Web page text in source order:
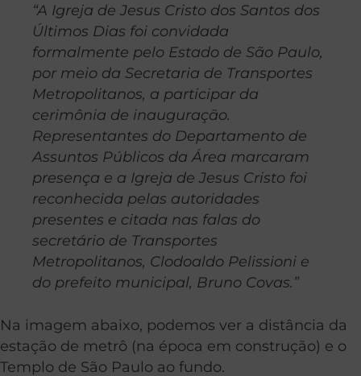
“A Igreja de Jesus Cristo dos Santos dos
Últimos Dias foi convidada
formalmente pelo Estado de São Paulo,
por meio da Secretaria de Transportes
Metropolitanos, a participar da
cerimônia de inauguração.
Representantes do Departamento de
Assuntos Públicos da Área marcaram
presença e a Igreja de Jesus Cristo foi
reconhecida pelas autoridades
presentes e citada nas falas do
secretário de Transportes
Metropolitanos, Clodoaldo Pelissioni e
do prefeito municipal, Bruno Covas.”
Na imagem abaixo, podemos ver a distância da
estação de metrô (na época em construção) e o
Templo de São Paulo ao fundo.